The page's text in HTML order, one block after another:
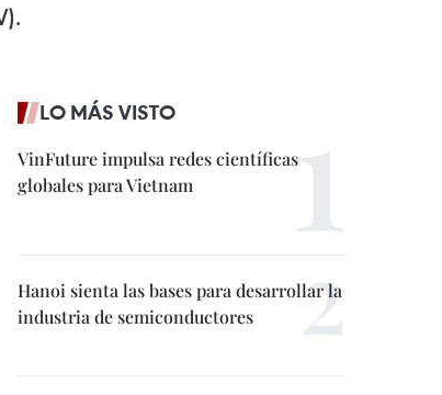
LO MÁS VISTO
VinFuture impulsa redes científicas
globales para Vietnam
Hanoi sienta las bases para desarrollar la
industria de semiconductores